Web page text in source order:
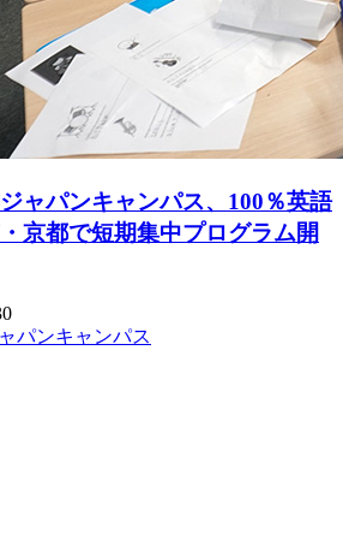
ャパンキャンパス、100％英語
京都で短期集中プログラム開
パンキャンパス